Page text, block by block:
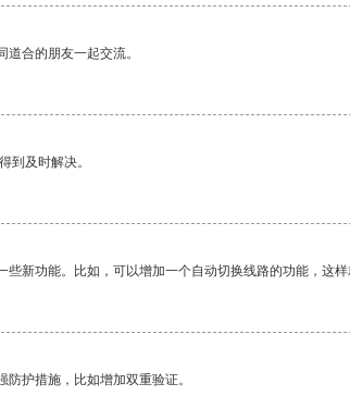
合的朋友一起交流。
到及时解决。
新功能。比如，可以增加一个自动切换线路的功能，这
护措施，比如增加双重验证。